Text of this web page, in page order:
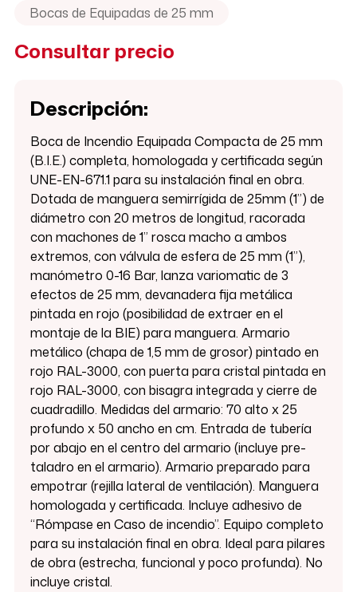
Bocas de Equipadas de 25 mm
Consultar precio
Descripción:
Boca de Incendio Equipada Compacta de 25 mm
(B.I.E.) completa, homologada y certificada según
UNE-EN-671.1 para su instalación final en obra.
Dotada de manguera semirrígida de 25mm (1”) de
diámetro con 20 metros de longitud, racorada
con machones de 1” rosca macho a ambos
extremos, con válvula de esfera de 25 mm (1”),
manómetro 0-16 Bar, lanza variomatic de 3
efectos de 25 mm, devanadera fija metálica
pintada en rojo (posibilidad de extraer en el
montaje de la BIE) para manguera. Armario
metálico (chapa de 1,5 mm de grosor) pintado en
rojo RAL-3000, con puerta para cristal pintada en
rojo RAL-3000, con bisagra integrada y cierre de
cuadradillo. Medidas del armario: 70 alto x 25
profundo x 50 ancho en cm. Entrada de tubería
por abajo en el centro del armario (incluye pre-
taladro en el armario). Armario preparado para
empotrar (rejilla lateral de ventilación). Manguera
homologada y certificada. Incluye adhesivo de
“Rómpase en Caso de incendio”. Equipo completo
para su instalación final en obra. Ideal para pilares
de obra (estrecha, funcional y poco profunda). No
incluye cristal.